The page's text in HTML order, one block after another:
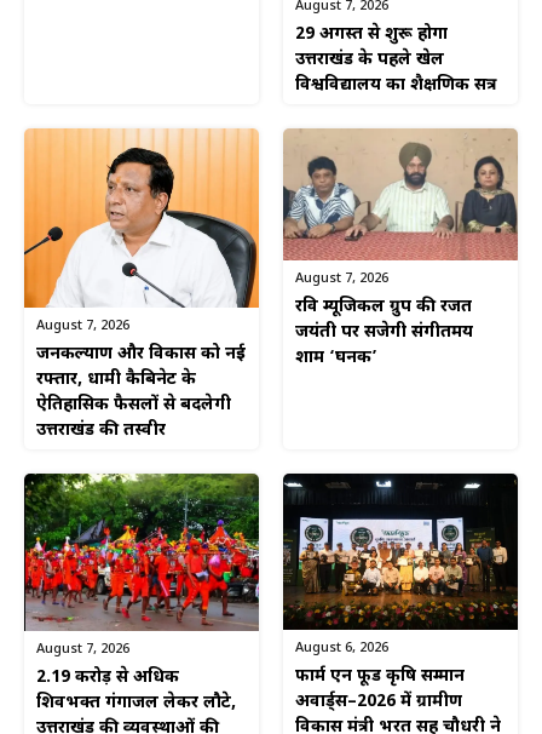
August 7, 2026
29 अगस्त से शुरू होगा
उत्तराखंड के पहले खेल
विश्वविद्यालय का शैक्षणिक सत्र
August 7, 2026
जनकल्याण और विकास को नई
रफ्तार, धामी कैबिनेट के
ऐतिहासिक फैसलों से बदलेगी
उत्तराखंड की तस्वीर
August 7, 2026
रवि म्यूजिकल ग्रुप की रजत
जयंती पर सजेगी संगीतमय
शाम ‘घनक’
August 7, 2026
2.19 करोड़ से अधिक
शिवभक्त गंगाजल लेकर लौटे,
उत्तराखंड की व्यवस्थाओं की
August 6, 2026
फार्म एन फूड कृषि सम्मान
अवार्ड्स–2026 में ग्रामीण
विकास मंत्री भरत सिंह चौधरी ने